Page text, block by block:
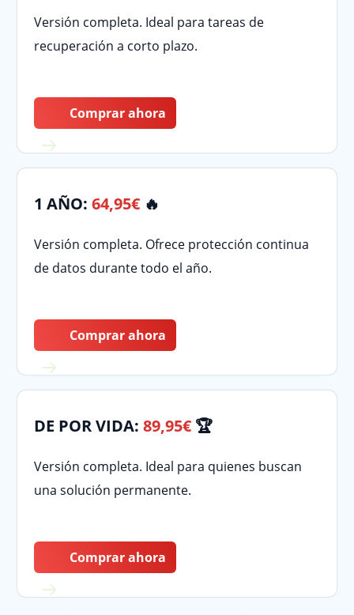
Versión completa. Ideal para tareas de
recuperación a corto plazo.
Comprar ahora
1 AÑO: 64,95€ 🔥
Versión completa. Ofrece protección continua
de datos durante todo el año.
Comprar ahora
DE POR VIDA: 89,95€🏆
Versión completa. Ideal para quienes buscan
una solución permanente.
Comprar ahora